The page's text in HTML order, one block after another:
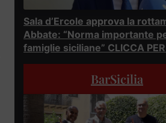
Sala d’Ercole approva la
Abbate: “Norma importante
famiglie siciliane” CLICCA
BarSicilia